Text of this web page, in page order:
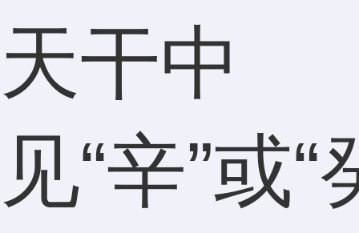
天干中
见“辛”或“